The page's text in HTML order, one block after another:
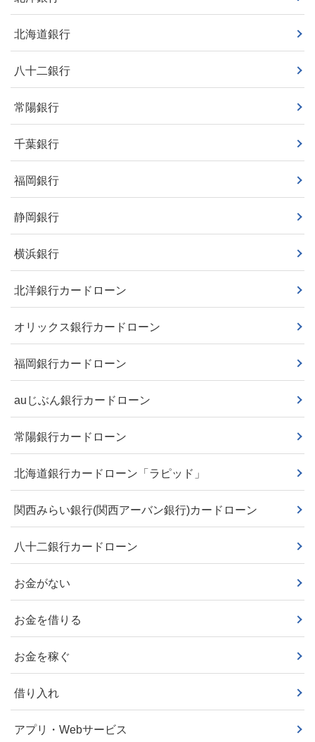
北海道銀行
八十二銀行
常陽銀行
千葉銀行
福岡銀行
静岡銀行
横浜銀行
北洋銀行カードローン
オリックス銀行カードローン
福岡銀行カードローン
auじぶん銀行カードローン
常陽銀行カードローン
北海道銀行カードローン「ラピッド」
関西みらい銀行(関西アーバン銀行)カードローン
八十二銀行カードローン
お金がない
お金を借りる
お金を稼ぐ
借り入れ
アプリ・Webサービス